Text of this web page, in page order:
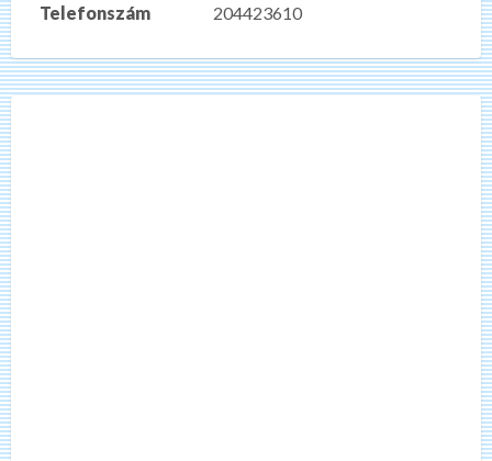
Telefonszám
204423610